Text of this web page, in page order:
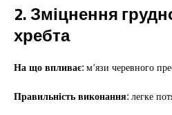
2. Зміцнення
хребта
На що впливає:м’язи черевного
Правильність виконання:легке